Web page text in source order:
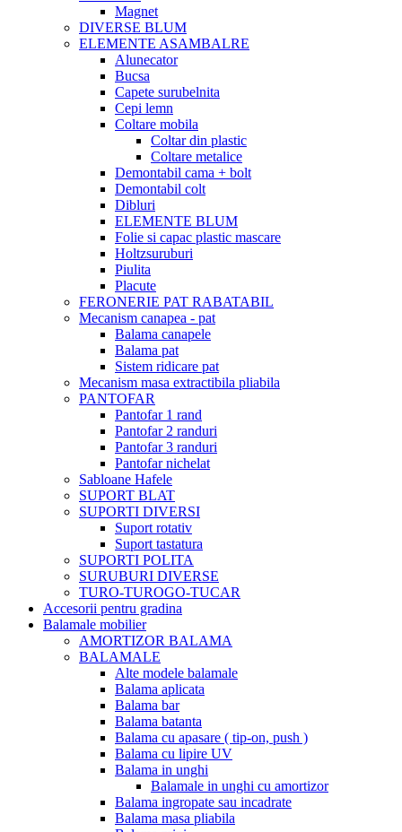
Magnet
DIVERSE BLUM
ELEMENTE ASAMBALRE
Alunecator
Bucsa
Capete surubelnita
Cepi lemn
Coltare mobila
Coltar din plastic
Coltare metalice
Demontabil cama + bolt
Demontabil colt
Dibluri
ELEMENTE BLUM
Folie si capac plastic mascare
Holtzsuruburi
Piulita
Placute
FERONERIE PAT RABATABIL
Mecanism canapea - pat
Balama canapele
Balama pat
Sistem ridicare pat
Mecanism masa extractibila pliabila
PANTOFAR
Pantofar 1 rand
Pantofar 2 randuri
Pantofar 3 randuri
Pantofar nichelat
Sabloane Hafele
SUPORT BLAT
SUPORTI DIVERSI
Suport rotativ
Suport tastatura
SUPORTI POLITA
SURUBURI DIVERSE
TURO-TUROGO-TUCAR
Accesorii pentru gradina
Balamale mobilier
AMORTIZOR BALAMA
BALAMALE
Alte modele balamale
Balama aplicata
Balama bar
Balama batanta
Balama cu apasare ( tip-on, push )
Balama cu lipire UV
Balama in unghi
Balamale in unghi cu amortizor
Balama ingropate sau incadrate
Balama masa pliabila